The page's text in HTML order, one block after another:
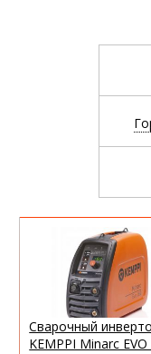
поставок
"Менеджеру
Сварочный
KEMPPI Minarc EVO